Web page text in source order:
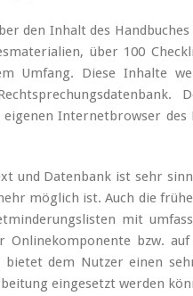
den Inhalt des Handbuches
über 100
Umfang. Diese Inhalte
Internetbrowser des
und Datenbank ist sehr
möglich ist. Auch die
mit
Onlinekomponente bzw.
bietet dem Nutzer einen
eingesetzt werden